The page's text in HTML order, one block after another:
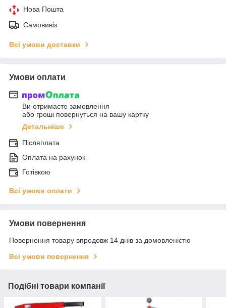
Нова Пошта
Самовивіз
Всі умови доставки
Умови оплати
Ви отримаєте замовлення
або гроші повернуться на вашу картку
Детальніше
Післяплата
Оплата на рахунок
Готівкою
Всі умови оплати
Умови повернення
Повернення товару впродовж 14 днів за домовленістю
Всі умови повернення
Подібні товари компанії